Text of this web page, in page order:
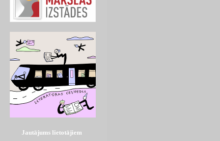
Jautājums lietotājiem